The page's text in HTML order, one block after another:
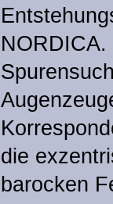
die
barocken